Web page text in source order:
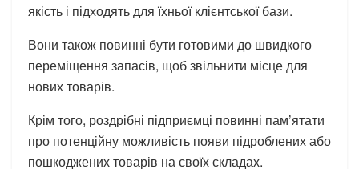
якість і підходять для їхньої клієнтської бази.
Вони також повинні бути готовими до швидкого
переміщення запасів, щоб звільнити місце для
нових товарів.
Крім того, роздрібні підприємці повинні пам’ятати
про потенційну можливість появи підроблених або
пошкоджених товарів на своїх складах.